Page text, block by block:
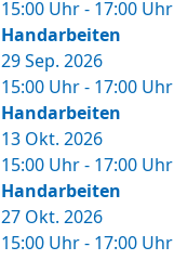
15:00 Uhr- 17:00 Uhr
Handarbeiten
29 Sep. 2026
15:00 Uhr- 17:00 Uhr
Handarbeiten
13 Okt. 2026
15:00 Uhr- 17:00 Uhr
Handarbeiten
27 Okt. 2026
15:00 Uhr- 17:00 Uhr